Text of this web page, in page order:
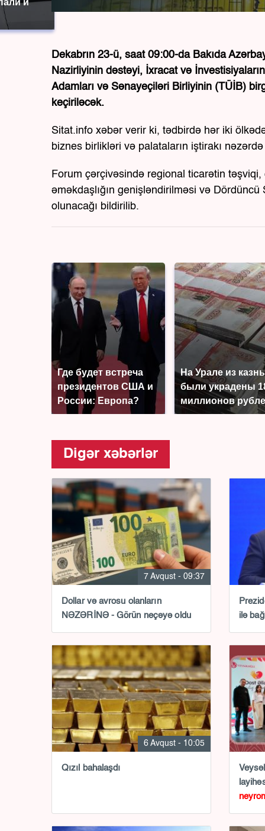
и
Dekabrın 23-ü, saat 09:00-da Bakıda
Nazirliyinin dəstəyi, İxracat və
Adamları və Sənayeçiləri Birliyinin (TÜİB)
keçiriləcək.
Sitat.info xəbər verir ki, tədbirdə hər iki
biznes birlikləri və palataların iştirakı
Forum çərçivəsində regional ticarətin
əməkdaşlığın genişləndirilməsi və Dördüncü
olunacağı bildirilib.
Где будет встреча
президентов США и
России: Европа?
На Урале из
были украдены
миллионов
Digər xəbərlər
7 Avqust - 09:37
Dollar və avrosu olanların
NƏZƏRİNƏ - Görün neçəyə oldu
ilə
6 Avqust - 10:05
Qızıl bahalaşdı